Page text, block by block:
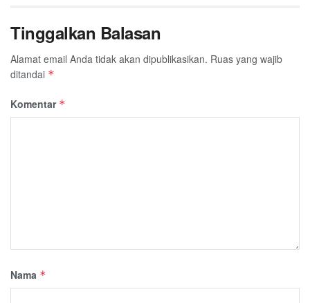
Tinggalkan Balasan
Alamat email Anda tidak akan dipublikasikan. Ruas yang wajib
ditandai *
Komentar *
Nama *